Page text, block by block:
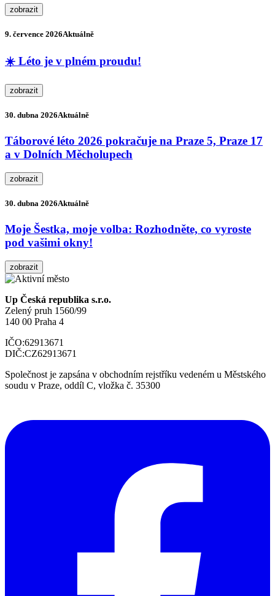
zobrazit
9. července 2026Aktuálně
☀️ Léto je v plném proudu!
zobrazit
30. dubna 2026Aktuálně
Táborové léto 2026 pokračuje na Praze 5, Praze 17
a v Dolních Měcholupech
zobrazit
30. dubna 2026Aktuálně
Moje Šestka, moje volba: Rozhodněte, co vyroste
pod vašimi okny!
zobrazit
Up Česká republika s.r.o.
Zelený pruh 1560/99
140 00 Praha 4
IČO:62913671
DIČ:CZ62913671
Společnost je zapsána v obchodním rejstříku vedeném u Městského
soudu v Praze, oddíl C, vložka č. 35300